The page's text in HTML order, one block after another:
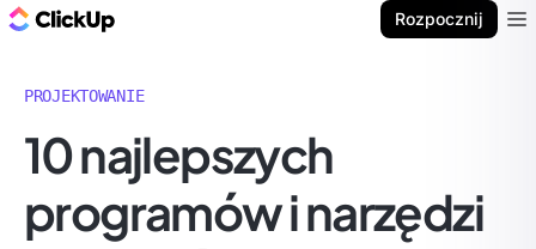
Rozpocznij
PROJEKTOWANIE
10 najlepszych
programów i narzędzi